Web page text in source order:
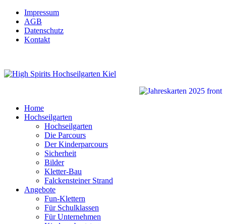
Impressum
AGB
Datenschutz
Kontakt
Home
Hochseilgarten
Hochseilgarten
Die Parcours
Der Kinderparcours
Sicherheit
Bilder
Kletter-Bau
Falckensteiner Strand
Angebote
Fun-Klettern
Für Schulklassen
Für Unternehmen